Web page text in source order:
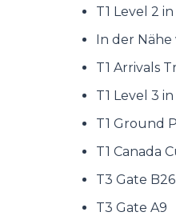
T1 Level 2
In der Nähe
T1 Arrivals
T1 Level 3
T1 Ground
T1 Canada
T3 Gate B26
T3 Gate A9